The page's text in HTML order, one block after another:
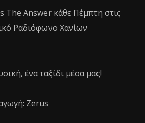
The Answer κάθε Πέμπτη στις
Ραδιόφωνο Χανίων
ένα ταξίδι μέσα μας!
Zerus